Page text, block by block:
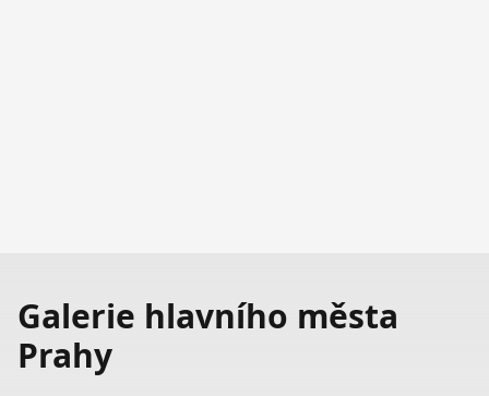
Galerie hlavního města
Prahy